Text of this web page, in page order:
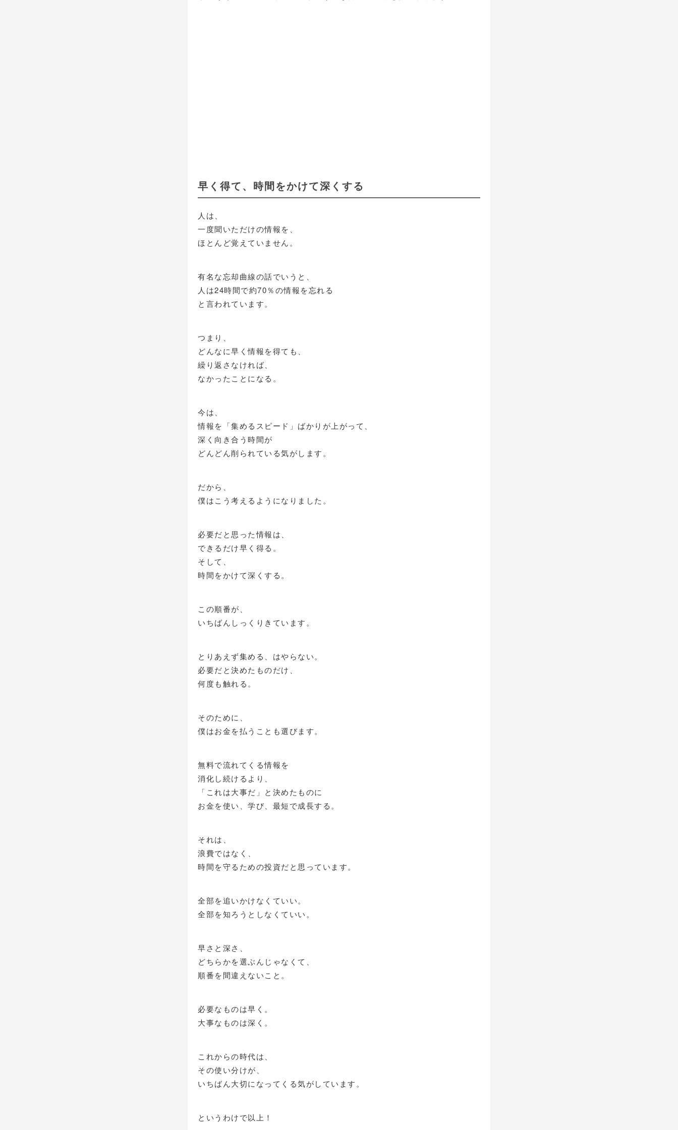
早く得て、時間をかけて深くする
人は、
一度聞いただけの情報を、
ほとんど覚えていません。
有名な忘却曲線の話でいうと、
人は24時間で約70％の情報を忘れる
と言われています。
つまり、
どんなに早く情報を得ても、
繰り返さなければ、
なかったことになる。
今は、
情報を「集めるスピード」ばかりが上がって、
深く向き合う時間が
どんどん削られている気がします。
だから、
僕はこう考えるようになりました。
必要だと思った情報は、
できるだけ早く得る。
そして、
時間をかけて深くする。
この順番が、
いちばんしっくりきています。
とりあえず集める、はやらない。
必要だと決めたものだけ、
何度も触れる。
そのために、
僕はお金を払うことも選びます。
無料で流れてくる情報を
消化し続けるより、
「これは大事だ」と決めたものに
お金を使い、学び、最短で成長する。
それは、
浪費ではなく、
時間を守るための投資だと思っています。
全部を追いかけなくていい。
全部を知ろうとしなくていい。
早さと深さ、
どちらかを選ぶんじゃなくて、
順番を間違えないこと。
必要なものは早く。
大事なものは深く。
これからの時代は、
その使い分けが、
いちばん大切になってくる気がしています。
というわけで以上！